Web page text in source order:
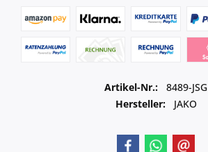
Artikel-Nr.:
8489-JSG
Hersteller:
JAKO